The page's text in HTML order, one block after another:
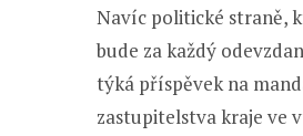
Navíc politické straně,
bude za každý
týká příspěvek na
zastupitelstva kraje ve